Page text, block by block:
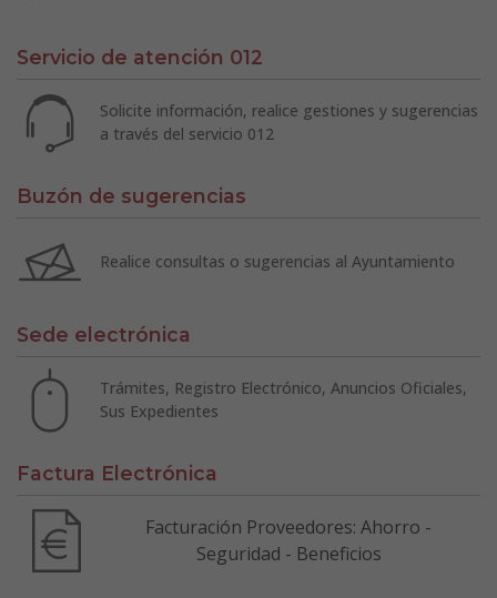
Servicio de atención 012
Solicite información, realice gestiones y sugerencias
a través del servicio 012
Buzón de sugerencias
Realice consultas o sugerencias al Ayuntamiento
Sede electrónica
Trámites, Registro Electrónico, Anuncios Oficiales,
Sus Expedientes
Factura Electrónica
Facturación Proveedores: Ahorro -
Seguridad - Beneficios